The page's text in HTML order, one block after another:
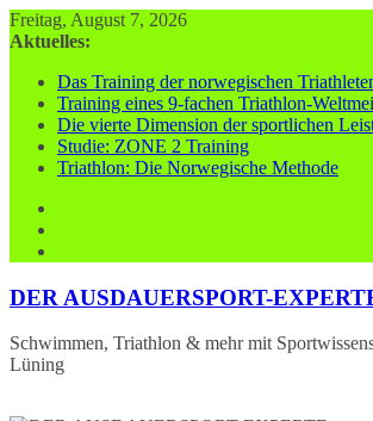
Zum
Inhalt
Freitag, August 7, 2026
Aktuelles:
Das Training der norwegischen
Training eines 9-fachen Triathlon-
Die vierte Dimension der sportlichen
Studie: ZONE 2 Training
Triathlon: Die Norwegische Methode
DER AUSDAUERSPORT-
Schwimmen, Triathlon & mehr mit
Lüning